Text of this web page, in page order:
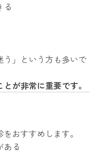
る
う」という方も多いで
が非常に重要です。
おすすめします。
ある